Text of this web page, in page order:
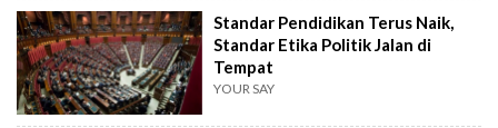
Standar Pendidikan Terus Naik,
Standar Etika Politik Jalan di
Tempat
YOUR SAY